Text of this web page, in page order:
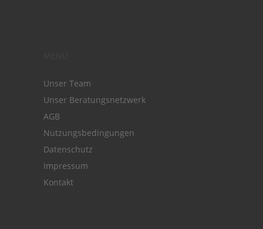
Unser Team
Unser Beratungsnetzwerk
AGB
Nutzungsbedingungen
Datenschutz
Impressum
Kontakt